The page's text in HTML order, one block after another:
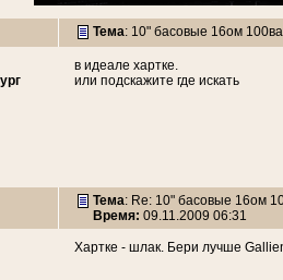
Тема: 10" басовые 16ом
в идеале хартке.
или подскажите где искать
Тема: Re: 10" басовые 16ом
Время: 09.11.2009 06:31
Хартке - шлак. Бери лучше